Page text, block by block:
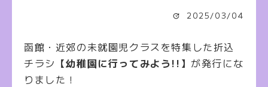
2025/03/04
函館・近郊の未就園児クラスを特集した折込
チラシ 【幼稚園に行ってみよう!!】が発行にな
りました！